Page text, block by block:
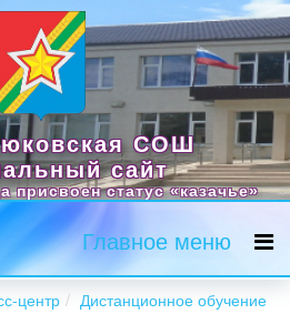
СОШ
сайт
присвоен статус «казачье»
Главное меню
центр
Дистанционное обучение